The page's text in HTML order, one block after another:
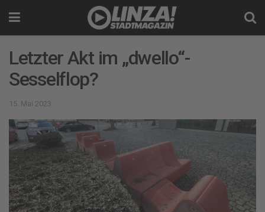
Letzter Akt im „dwello“-
Sesselflop?
15. Mai 2023